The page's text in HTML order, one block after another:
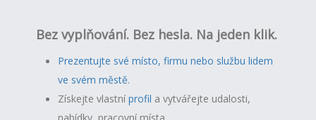
Bez vyplňování. Bez hesla. Na jeden klik.
Prezentujte své místo, firmu nebo službu lidem
ve svém městě.
Získejte vlastníprofil a vytvářejte udalosti,